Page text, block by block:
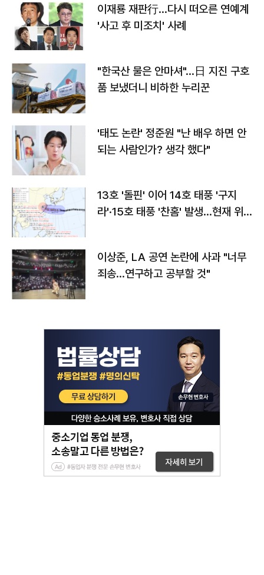
이재룡 재판行…다시 떠오른 연예계
'사고 후 미조치' 사례
"한국산 물은 안마셔"…日 지진 구호
품 보냈더니 비하한 누리꾼
'태도 논란' 정준원 "난 배우 하면 안
되는 사람인가? 생각 했다"
13호 '돌핀' 이어 14호 태풍 '구지
라'·15호 태풍 '찬홈' 발생…현재 위
이상준, LA 공연 논란에 사과 "너무
죄송…연구하고 공부할 것"